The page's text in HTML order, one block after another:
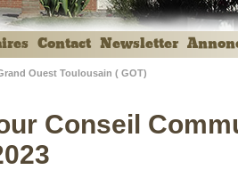
Contact Newsletter
Ouest Toulousain ( GOT)
Conseil